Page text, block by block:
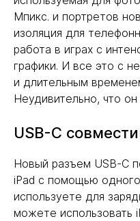
Мпикс. и портретов
изоляция для
работа в играх с
графики. И все это с
и длительным
Неудивительно, что он
USB-C
Новый разъем USB-C
iPad с помощью
используете для
можете использовать